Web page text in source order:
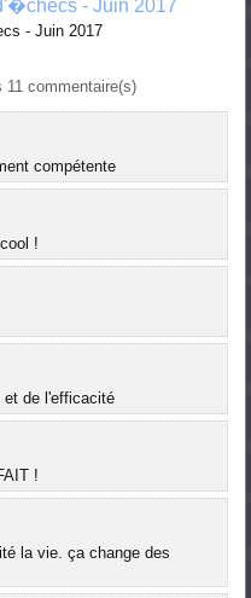
- Juin 2017
- Juin 2017
11 commentaire(s)
compétente
!
et de l'efficacité
!
la vie. ça change des